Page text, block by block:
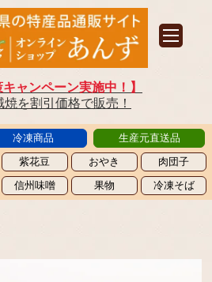
キャンペーン実施中！】
焼を割引価格で販売！
冷凍商品
生産元直送品
紫花豆
信州味噌
おやき
果物
肉団子
冷凍そば